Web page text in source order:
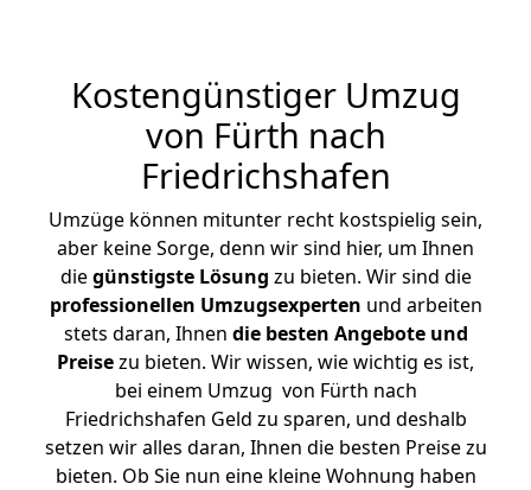
Kostengünstiger Umzug
von Fürth nach
Friedrichshafen
Umzüge können mitunter recht kostspielig sein,
aber keine Sorge, denn wir sind hier, um Ihnen
diegünstigste Lösung zu bieten. Wir sind die
professionellen Umzugsexperten und arbeiten
stets daran, Ihnen die besten Angebote und
Preisezu bieten. Wir wissen, wie wichtig es ist,
bei einem Umzug von Fürth nach
Friedrichshafen Geld zu sparen, und deshalb
setzen wir alles daran, Ihnen die besten Preise zu
bieten. Ob Sie nun eine kleine Wohnung haben